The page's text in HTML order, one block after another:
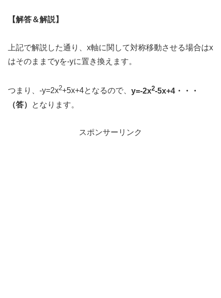
【解答＆解説】
上記で解説した通り、x軸に関して対称移動させる場合はx
はそのままでyを-yに置き換えます。
つまり、-y=2x2+5x+4となるので、 y=-2x2-5x+4・・・
（答）
となります。
スポンサーリンク